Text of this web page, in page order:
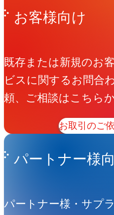
お客様向け
既存または新規のお
ビスに関するお問合
頼、ご相談はこちらか
お取引のご
パートナー様
パートナー様・サプ